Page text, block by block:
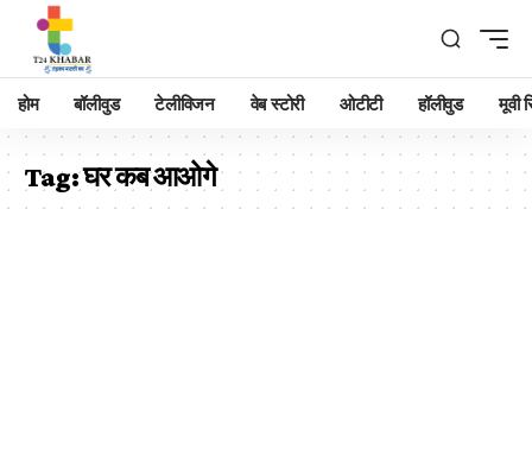
होम बॉलीवुड टेलीविजन वेब स्टोरी ओटीटी हॉलीवुड मूवी
Tag:घर कब आओगे